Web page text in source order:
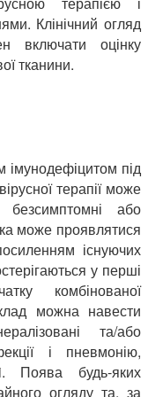
Клінічний огляд
включати оцінку
тканини.
імунодефіцитом під
терапії може
або
може проявлятися
існуючих
у перші
комбінованої
можна навести
та/або
і пневмонію,
Поява будь-яких
огляду та, за